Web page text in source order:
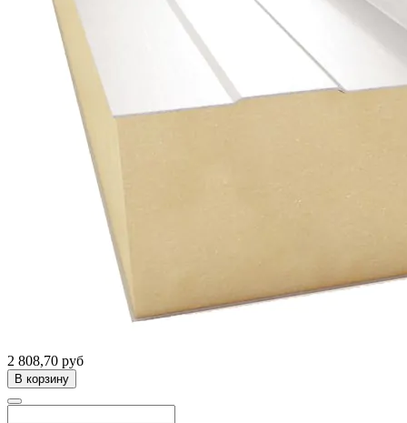
2 808,70 руб
В корзину